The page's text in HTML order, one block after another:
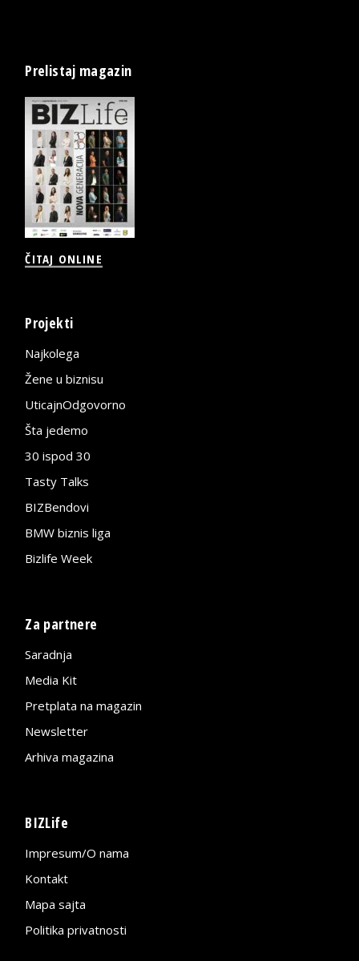
Prelistaj magazin
ČITAJ ONLINE
Projekti
Najkolega
Žene u biznisu
UticajnOdgovorno
Šta jedemo
30 ispod 30
Tasty Talks
BIZBendovi
BMW biznis liga
Bizlife Week
Za partnere
Saradnja
Media Kit
Pretplata na magazin
Newsletter
Arhiva magazina
BIZLife
Impresum/O nama
Kontakt
Mapa sajta
Politika privatnosti